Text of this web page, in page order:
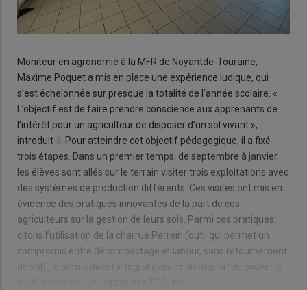
Moniteur en agronomie à la MFR de Noyantde-Touraine,
Maxime Poquet a mis en place une expérience ludique, qui
s’est échelonnée sur presque la totalité de l’année scolaire. «
L’objectif est de faire prendre conscience aux apprenants de
l’intérêt pour un agriculteur de disposer d’un sol vivant »,
introduit-il. Pour atteindre cet objectif pédagogique, il a fixé
trois étapes. Dans un premier temps, de septembre à janvier,
les élèves sont allés sur le terrain visiter trois exploitations avec
des systèmes de production différents. Ces visites ont mis en
évidence des pratiques innovantes de la part de ces
agriculteurs sur la gestion de leurs sols. Parmi ces pratiques,
citons l’utilisation de la charrue Perrein (outil qui permet un
compromis entre décompactage et labour, sans retournement